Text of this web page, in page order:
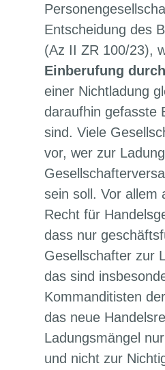
Entscheidung des
(Az II ZR 100/23),
Einberufung
einer Nichtladung
daraufhin gefasste
sind. Viele
vor, wer zur
sein soll. Vor allem
Recht für
dass nur
Gesellschafter zur
das sind
Kommanditisten
das neue
Ladungsmängel
und nicht zur